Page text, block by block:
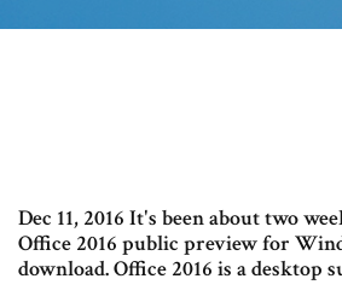
Dec 11, 2016 It's been about two
Office 2016 public preview for
download. Office 2016 is a desktop